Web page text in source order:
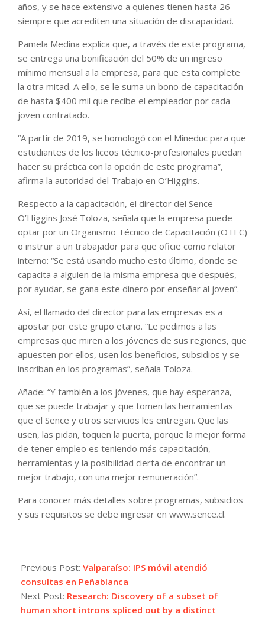
años, y se hace extensivo a quienes tienen hasta 26
siempre que acrediten una situación de discapacidad.
Pamela Medina explica que, a través de este programa,
se entrega una bonificación del 50% de un ingreso
mínimo mensual a la empresa, para que esta complete
la otra mitad. A ello, se le suma un bono de capacitación
de hasta $400 mil que recibe el empleador por cada
joven contratado.
“A partir de 2019, se homologó con el Mineduc para que
estudiantes de los liceos técnico-profesionales puedan
hacer su práctica con la opción de este programa”,
afirma la autoridad del Trabajo en O’Higgins.
Respecto a la capacitación, el director del Sence
O’Higgins José Toloza, señala que la empresa puede
optar por un Organismo Técnico de Capacitación (OTEC)
o instruir a un trabajador para que oficie como relator
interno: “Se está usando mucho esto último, donde se
capacita a alguien de la misma empresa que después,
por ayudar, se gana este dinero por enseñar al joven”.
Así, el llamado del director para las empresas es a
apostar por este grupo etario. “Le pedimos a las
empresas que miren a los jóvenes de sus regiones, que
apuesten por ellos, usen los beneficios, subsidios y se
inscriban en los programas”, señala Toloza.
Añade: “Y también a los jóvenes, que hay esperanza,
que se puede trabajar y que tomen las herramientas
que el Sence y otros servicios les entregan. Que las
usen, las pidan, toquen la puerta, porque la mejor forma
de tener empleo es teniendo más capacitación,
herramientas y la posibilidad cierta de encontrar un
mejor trabajo, con una mejor remuneración”.
Para conocer más detalles sobre programas, subsidios
y sus requisitos se debe ingresar en www.sence.cl.
08-
16
Previous Post: Valparaíso: IPS móvil atendió
consultas en Peñablanca
Next Post: Research: Discovery of a subset of
human short introns spliced out by a distinct